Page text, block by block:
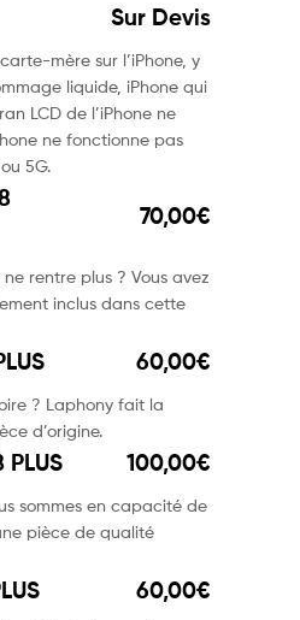
Sur Devis
mère sur l’iPhone, y
liquide, iPhone qui
LCD de l’iPhone ne
ne fonctionne pas
5G.
70,00€
rentre plus ? Vous avez
inclus dans cette
60,00€
? Laphony fait la
d’origine.
PLUS 100,00€
sommes en capacité de
pièce de qualité
60,00€